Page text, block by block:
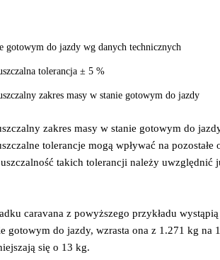
gotowym do jazdy wg danych technicznych
tolerancja ± 5 %
zakres masy w stanie gotowym do jazdy
zakres masy w stanie gotowym do
tolerancje mogą wpływać na
takich tolerancji należy
caravana z powyższego przykładu
gotowym do jazdy, wzrasta ona z 1.271 kg na
się o 13 kg.